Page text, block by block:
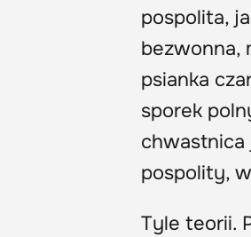
pospolita,
bezwonna,
psianka
sporek
chwastnica
pospolity,
Tyle teorii.